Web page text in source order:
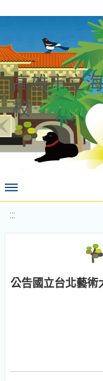
高雄市立
校
:::
公告國立台北藝術